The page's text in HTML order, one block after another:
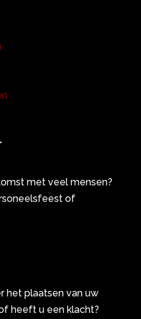
met veel mensen?
of
het plaatsen van uw
heeft u een klacht?